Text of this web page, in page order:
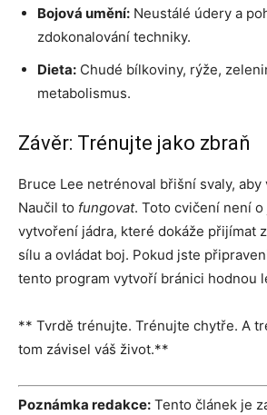
Bojová umění: Neustálé údery a
zdokonalování techniky.
Dieta: Chudé bílkoviny, rýže,
metabolismus.
Závěr: Trénujte jako zbraň
Bruce Lee netrénoval břišní svaly, aby
Naučil to fungovat. Toto cvičení není
vytvoření jádra, které dokáže přijímat
sílu a ovládat boj. Pokud jste
tento program vytvoří bránici hodnou
** Tvrdě trénujte. Trénujte chytře. A
tom závisel váš život.**
Poznámka redakce: Tento článek je